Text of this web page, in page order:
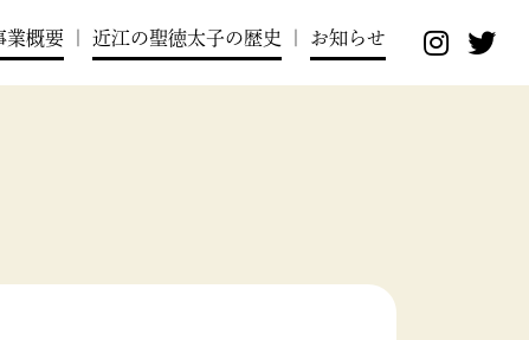
業概要 近江の聖徳太子の歴史 お知らせ